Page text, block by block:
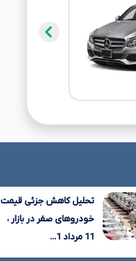
تحلیل کاهش جزئی قیمت
خودروهای صفر در بازار ،
11 مرداد 1...